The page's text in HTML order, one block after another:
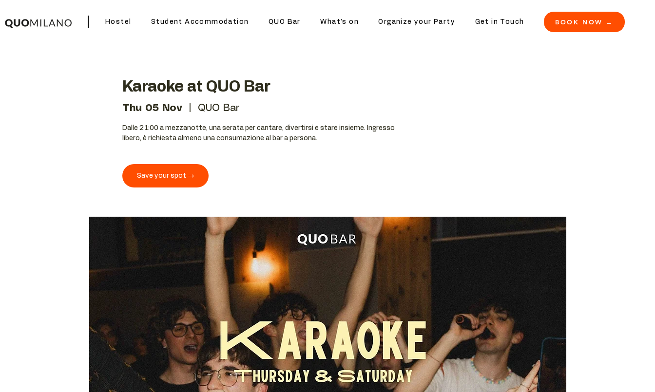
Hostel Student Accommodation QUO Bar What's on Organize your Party Get in Touch BOOK NOW →
Karaoke at QUO Bar
Thu 05 Nov QUO Bar
Dalle 21:00 a mezzanotte, una serata per cantare, divertirsi e stare insieme. Ingresso
libero, è richiesta almeno una consumazione al bar a persona.
Save your spot →